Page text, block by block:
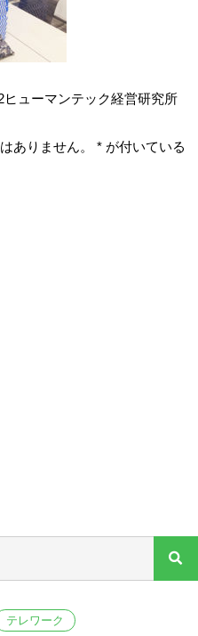
ューマンテック経営研究所
ありません。
* が付いている
テレワーク